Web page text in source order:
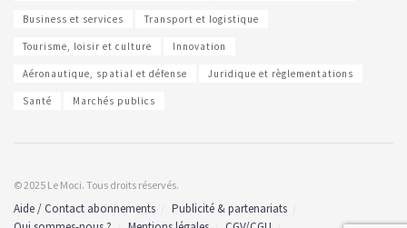
Business et services Transport et logistique
Tourisme, loisir et culture Innovation
Aéronautique, spatial et défense Juridique et règlementations
Santé Marchés publics
© 2025 Le Moci. Tous droits réservés.
Aide / Contact abonnements
Publicité & partenariats